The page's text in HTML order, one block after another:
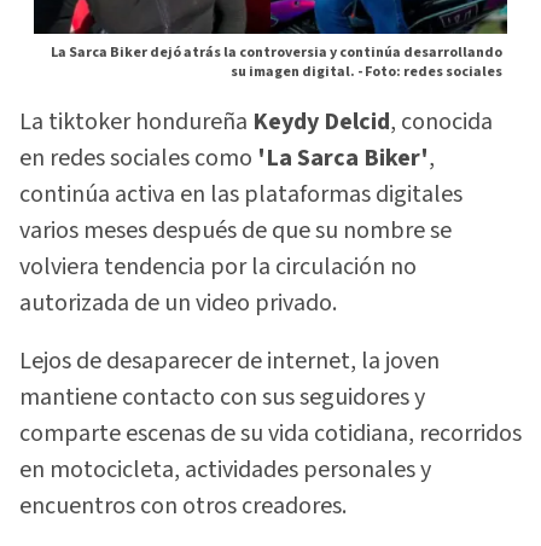
La Sarca Biker dejó atrás la controversia y continúa desarrollando
su imagen digital. -Foto: redes sociales
La tiktoker hondureña Keydy Delcid, conocida
en redes sociales como 'La Sarca Biker',
continúa activa en las plataformas digitales
varios meses después de que su nombre se
volviera tendencia por la circulación no
autorizada de un video privado.
Lejos de desaparecer de internet, la joven
mantiene contacto con sus seguidores y
comparte escenas de su vida cotidiana, recorridos
en motocicleta, actividades personales y
encuentros con otros creadores.